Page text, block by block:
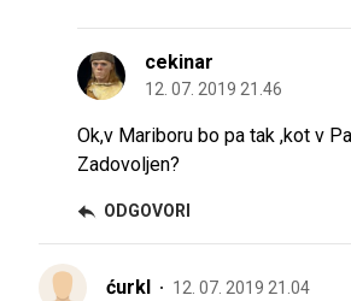
cekinar
12. 07. 2019 21.46
Ok,v Mariboru bo pa tak ,kot v
Zadovoljen?
ODGOVORI
ćurkl 12. 07. 2019 21.04